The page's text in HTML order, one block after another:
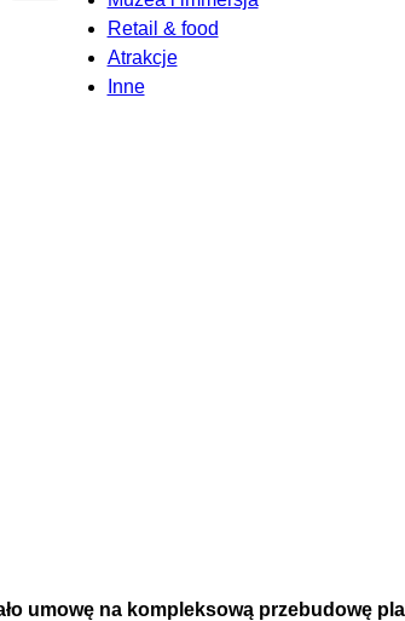
Retail & food
Atrakcje
Inne
umowę na kompleksową przebudowę